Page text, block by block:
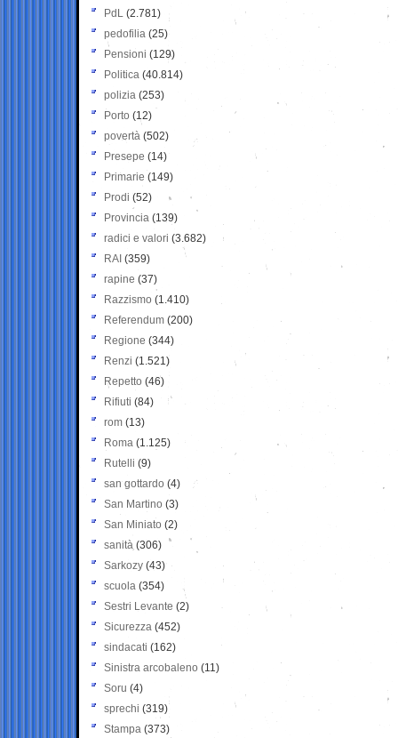
PdL (2.781)
pedofilia (25)
Pensioni (129)
Politica (40.814)
polizia (253)
Porto (12)
povertà (502)
Presepe (14)
Primarie (149)
Prodi (52)
Provincia (139)
radici e valori (3.682)
RAI (359)
rapine (37)
Razzismo (1.410)
Referendum (200)
Regione (344)
Renzi (1.521)
Repetto (46)
Rifiuti (84)
rom (13)
Roma (1.125)
Rutelli (9)
san gottardo (4)
San Martino (3)
San Miniato (2)
sanità (306)
Sarkozy (43)
scuola (354)
Sestri Levante (2)
Sicurezza (452)
sindacati (162)
Sinistra arcobaleno (11)
Soru (4)
sprechi (319)
Stampa (373)